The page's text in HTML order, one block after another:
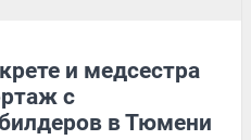
и медсестра
с
в Тюмени